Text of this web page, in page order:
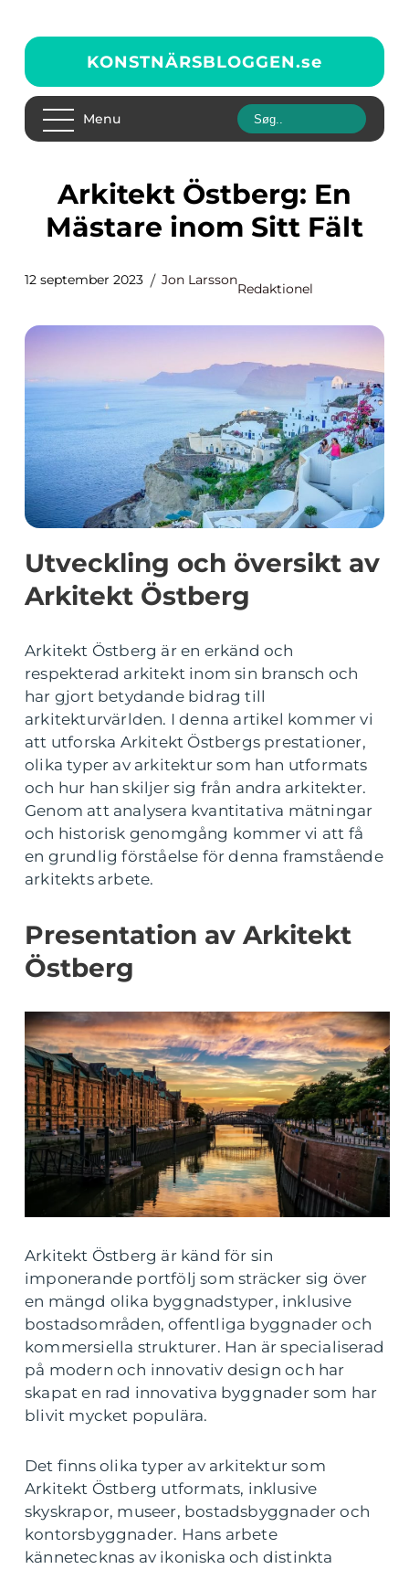
KONSTNÄRSBLOGGEN.se
Menu
Arkitekt Östberg: En
Mästare inom Sitt Fält
12 september 2023 Jon Larsson
Redaktionel
Utveckling och översikt av
Arkitekt Östberg
Arkitekt Östberg är en erkänd och
respekterad arkitekt inom sin bransch och
har gjort betydande bidrag till
arkitekturvärlden. I denna artikel kommer vi
att utforska Arkitekt Östbergs prestationer,
olika typer av arkitektur som han utformats
och hur han skiljer sig från andra arkitekter.
Genom att analysera kvantitativa mätningar
och historisk genomgång kommer vi att få
en grundlig förståelse för denna framstående
arkitekts arbete.
Presentation av Arkitekt
Östberg
Arkitekt Östberg är känd för sin
imponerande portfölj som sträcker sig över
en mängd olika byggnadstyper, inklusive
bostadsområden, offentliga byggnader och
kommersiella strukturer. Han är specialiserad
på modern och innovativ design och har
skapat en rad innovativa byggnader som har
blivit mycket populära.
Det finns olika typer av arkitektur som
Arkitekt Östberg utformats, inklusive
skyskrapor, museer, bostadsbyggnader och
kontorsbyggnader. Hans arbete
kännetecknas av ikoniska och distinkta